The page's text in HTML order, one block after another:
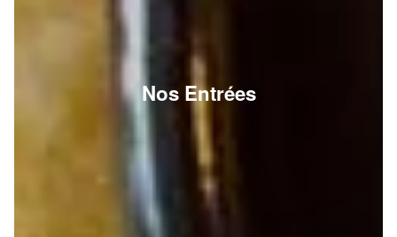
Nos Entrées